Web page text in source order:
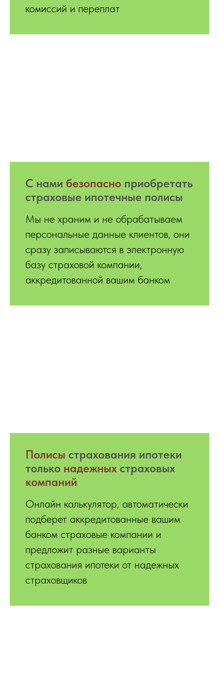
комиссий и переплат
С нами безопасно приобретать
страховые ипотечные полисы
Мы не храним и не обрабатываем
персональные данные клиентов, они
сразу записываются в электронную
базу страховой компании,
аккредитованной вашим банком
Полисы страхования ипотеки
только надежных страховых
компаний
Онлайн калькулятор, автоматически
подберет аккредитованные вашим
банком страховые компании и
предложит разные варианты
страхования ипотеки от надежных
страховщиков